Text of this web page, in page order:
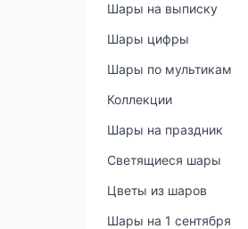
Шары на выписку
Шары цифры
Шары по мультикам
Коллекции
Шары на праздник
Светящиеся шары
Цветы из шаров
Шары на 1 сентября